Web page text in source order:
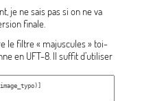
je ne sais pas si on ne va
finale.
le filtre « majuscules » toi-
en UFT-8. Il suffit d’utiliser